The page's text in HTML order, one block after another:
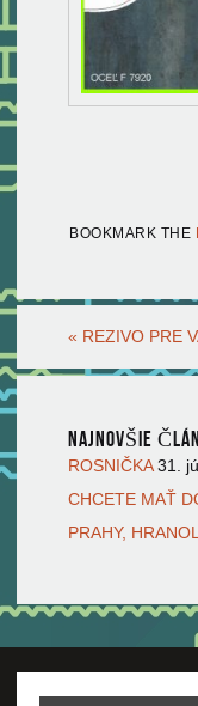
BOOKMARK THE
« REZIVO PRE
NAJNOVŠIE
ROSNIČKA 31.
CHCETE MAŤ
PRAHY,